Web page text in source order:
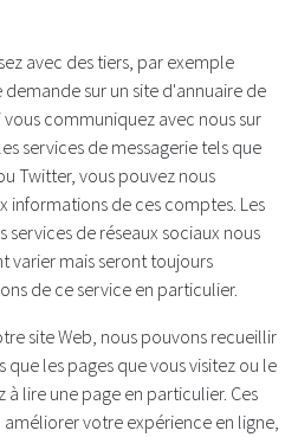
avec des tiers, par exemple
demande sur un site d'annuaire de
vous communiquez avec nous sur
services de messagerie tels que
Twitter, vous pouvez nous
informations de ces comptes. Les
services de réseaux sociaux nous
varier mais seront toujours
de ce service en particulier.
site Web, nous pouvons recueillir
les pages que vous visitez ou le
à lire une page en particulier. Ces
votre expérience en ligne,